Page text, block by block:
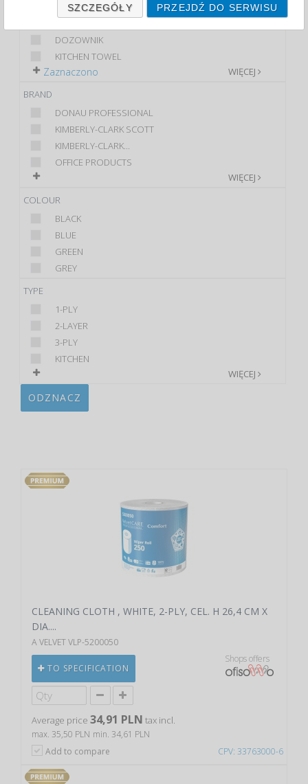
CZYŚCIWO PRZEMYSŁOWE
DOZOWNIK
KITCHEN TOWEL
WIĘCEJ
Zaznaczono
BRAND
DONAU PROFESSIONAL
KIMBERLY-CLARK SCOTT
KIMBERLY-CLARK...
OFFICE PRODUCTS
WIĘCEJ
COLOUR
BLACK
BLUE
GREEN
GREY
TYPE
1-PLY
2-LAYER
3-PLY
KITCHEN
WIĘCEJ
ODZNACZ
CPV: 33763000-6
CLEANING CLOTH , WHITE, 2-PLY, CEL. H 26,4 CM X
DIA....
A VELVET VLP-5200050
TO SPECIFICATION
Shops offers
Average price 34,91 PLN tax incl.
max. 35,50 PLN min. 34,61 PLN
Add to compare
SZCZEGÓŁY PRZEJDŹ DO SERWISU